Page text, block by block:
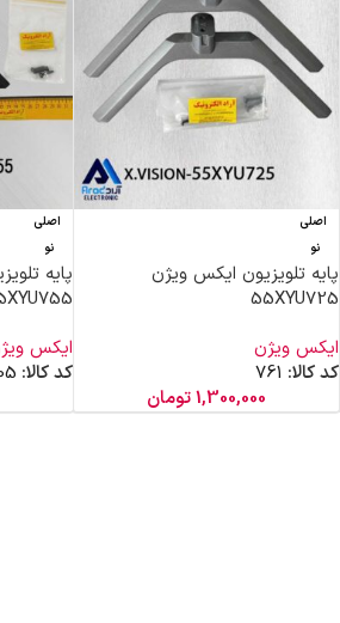
اصلی
نو
پایه تلویزیون ایکس ویژن
55XYU725
ایکس ویژن
کد کالا: 761
1,300,000تومان
اصلی
نو
پایه
ایکس
کد کالا: